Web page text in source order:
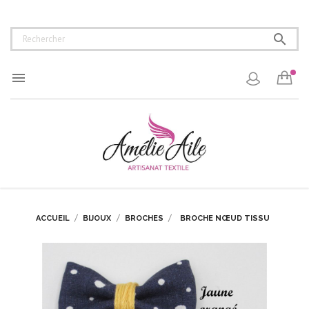


ACCUEIL BIJOUX BROCHES BROCHE NŒUD TISSU